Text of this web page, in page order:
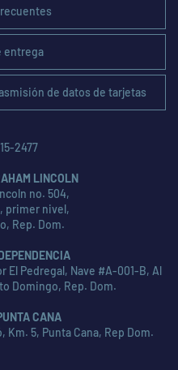
entrega
de datos de tarjetas
2477
LINCOLN
no. 504,
primer nivel,
Rep. Dom.
El Pedregal, Nave #A-001-B, Al
Domingo, Rep. Dom.
CANA
Km. 5, Punta Cana, Rep Dom.